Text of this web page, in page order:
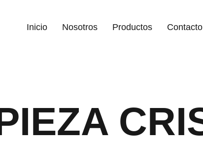
Inicio Nosotros Productos Contacto